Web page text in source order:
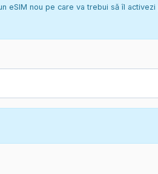
eSIM nou pe care va trebui să îl